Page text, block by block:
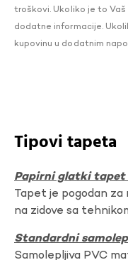
troškovi. Ukoliko je to Vaš
dodatne informacije.
kupovinu u dodatnim
Tipovi tapeta
Papirni glatki tapet
Tapet je pogodan
na zidove sa
Standardni
Samolepljiva PVC